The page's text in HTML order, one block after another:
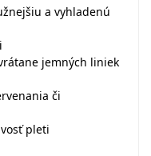
a vyhladenú
jemných liniek
či
pleti